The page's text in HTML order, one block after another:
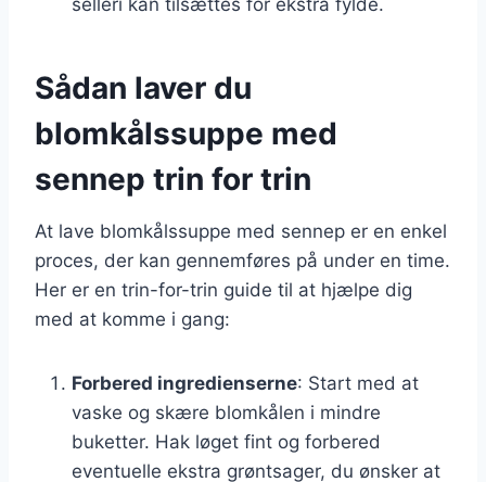
Sådan laver du
blomkålssuppe med
sennep trin for trin
At lave blomkålssuppe med sennep er en enkel
proces, der kan gennemføres på under en time.
Her er en trin-for-trin guide til at hjælpe dig
med at komme i gang:
Forbered ingredienserne: Start med at
vaske og skære blomkålen i mindre
buketter. Hak løget fint og forbered
eventuelle ekstra grøntsager, du ønsker at